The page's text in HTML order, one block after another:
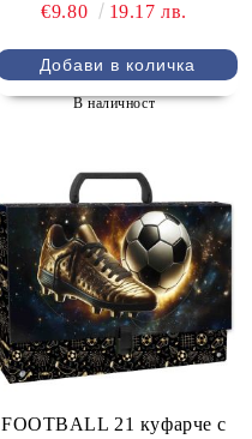
€9.80
19.17 лв.
В наличност
FOOTBALL 21 куфарче с